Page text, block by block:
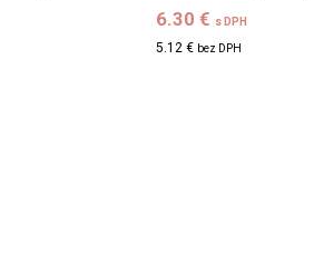
6.30 € s DPH
5.12 € bez DPH